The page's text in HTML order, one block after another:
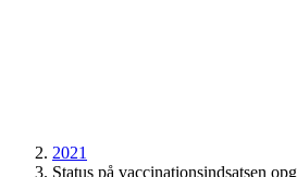
2021
Status på vaccinationsindsatsen